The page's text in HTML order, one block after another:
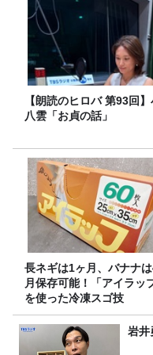
【朗読のヒロバ 第93回
八雲「お貞の話」
長ネギは1ヶ月、バナナ
月保存可能！「アイラッ
を使った冷凍スゴ技
岩井